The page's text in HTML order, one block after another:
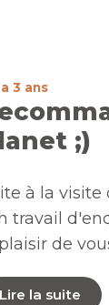
3 ans
;)
à la visite
travail
de
Lire la suite